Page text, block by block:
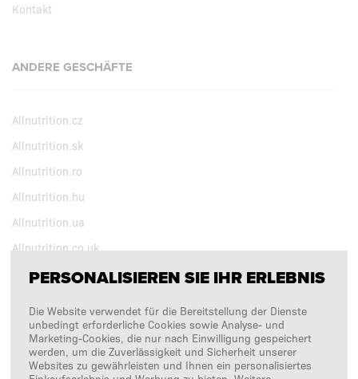
Kontakt
ANDERE GESCHÄFTE
Allnutrition.cz
Allnutrition.sk
Allnutrition.ro
Allnutrition.hu
Allnutrition.ua
Allnutrition.co.uk
BEOBACHTEN SIE UNS
Copyright © 2026SFD S. A.
PERSONALISIEREN SIE IHR ERLEBNIS
Die Website verwendet für die Bereitstellung der Dienste
unbedingt erforderliche Cookies sowie Analyse- und
Marketing-Cookies, die nur nach Einwilligung gespeichert
werden, um die Zuverlässigkeit und Sicherheit unserer
Websites zu gewährleisten und Ihnen ein personalisiertes